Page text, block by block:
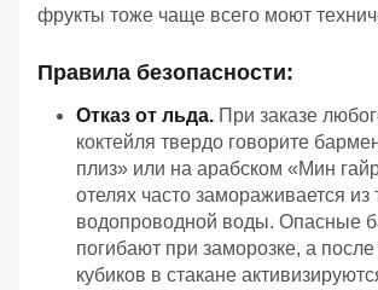
фрукты тоже чаще всего моют
Правила безопасности:
Отказ от льда. При заказе
коктейля твердо говорите
плиз» или на арабском «Мин
отелях часто замораживается из
водопроводной воды. Опасные
погибают при заморозке, а после
кубиков в стакане